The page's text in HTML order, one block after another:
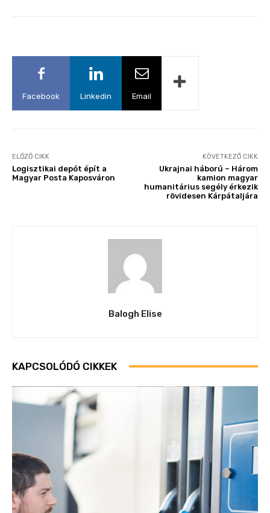
Facebook Linkedin Email
ELŐZŐ CIKK
Logisztikai depót épít a
Magyar Posta Kaposváron
KÖVETKEZŐ CIKK
Ukrajnai háború – Három
kamion magyar
humanitárius segély érkezik
rövidesen Kárpátaljára
Balogh Elise
KAPCSOLÓDÓ CIKKEK